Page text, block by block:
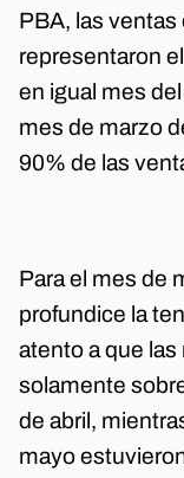
PBA, las ventas
representaron
en igual mes
mes de marzo
90% de las
Para el mes de
profundice la
atento a que
solamente
de abril,
mayo